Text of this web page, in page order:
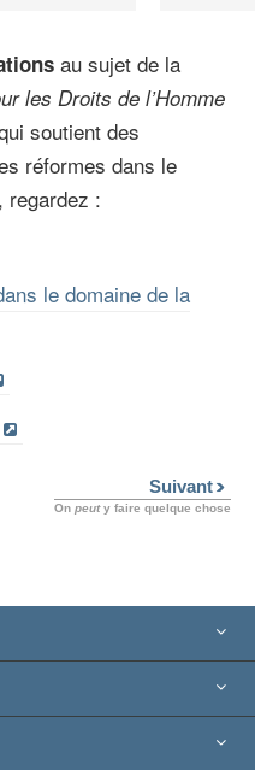
au sujet de la
les Droits de l’Homme
soutient des
réformes dans le
regardez :
le domaine de la
Suivant
On peuty faire quelque chose